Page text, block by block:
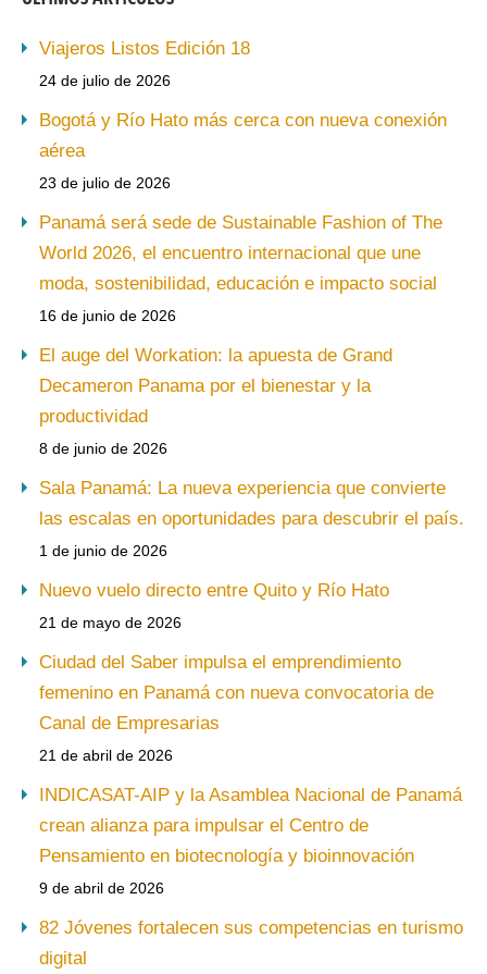
Viajeros Listos Edición 18
24 de julio de 2026
Bogotá y Río Hato más cerca con nueva conexión
aérea
23 de julio de 2026
Panamá será sede de Sustainable Fashion of The
World 2026, el encuentro internacional que une
moda, sostenibilidad, educación e impacto social
16 de junio de 2026
El auge del Workation: la apuesta de Grand
Decameron Panama por el bienestar y la
productividad
8 de junio de 2026
Sala Panamá: La nueva experiencia que convierte
las escalas en oportunidades para descubrir el país.
1 de junio de 2026
Nuevo vuelo directo entre Quito y Río Hato
21 de mayo de 2026
Ciudad del Saber impulsa el emprendimiento
femenino en Panamá con nueva convocatoria de
Canal de Empresarias
21 de abril de 2026
INDICASAT-AIP y la Asamblea Nacional de Panamá
crean alianza para impulsar el Centro de
Pensamiento en biotecnología y bioinnovación
9 de abril de 2026
82 Jóvenes fortalecen sus competencias en turismo
digital